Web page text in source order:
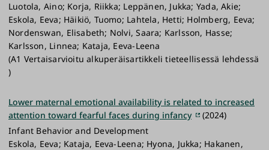
Luotola, Aino; Korja, Riikka; Leppänen, Jukka; Yada, Akie;
Eskola, Eeva; Häikiö, Tuomo; Lahtela, Hetti; Holmberg, Eeva;
Nordenswan, Elisabeth; Nolvi, Saara; Karlsson, Hasse;
Karlsson, Linnea; Kataja, Eeva-Leena
(A1 Vertaisarvioitu alkuperäisartikkeli tieteellisessä lehdessä
)
Lower maternal emotional availability is related to increased
attention toward fearful faces during infancy
(2024)
Infant Behavior and Development
Eskola, Eeva; Kataja, Eeva-Leena; Hyona, Jukka; Hakanen,